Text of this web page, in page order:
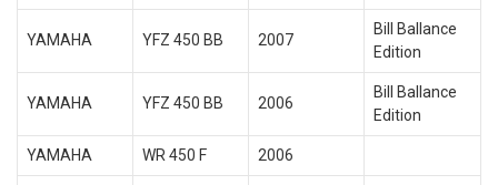
YAMAHA YFZ 450 BB 2007
Bill Ballance
Edition
YAMAHA YFZ 450 BB 2006
Bill Ballance
Edition
YAMAHA WR 450 F 2006